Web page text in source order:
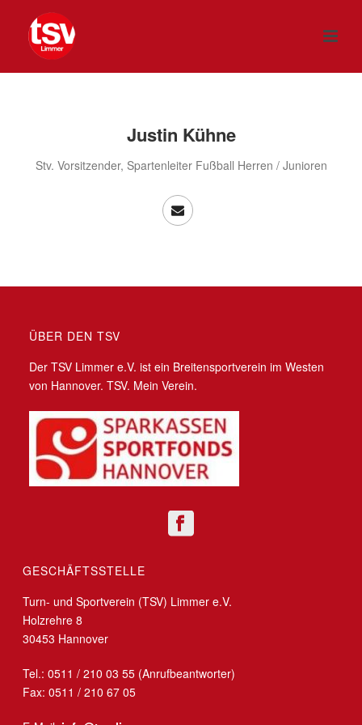
Justin Kühne
Stv. Vorsitzender, Spartenleiter Fußball Herren / Junioren
ÜBER DEN TSV
Der TSV Limmer e.V. ist ein Breitensportverein im Westen
von Hannover. TSV. Mein Verein.
GESCHÄFTSSTELLE
Turn- und Sportverein (TSV) Limmer e.V.
Holzrehre 8
30453 Hannover
Tel.: 0511 / 210 03 55 (Anrufbeantworter)
Fax: 0511 / 210 67 05